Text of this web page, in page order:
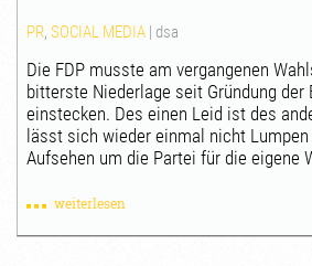
PR,SOCIAL MEDIA | dsa
Die FDP musste am vergangenen
bitterste Niederlage seit Gründung der
einstecken. Des einen Leid ist des
lässt sich wieder einmal nicht
Aufsehen um die Partei für die eigene
weiterlesen